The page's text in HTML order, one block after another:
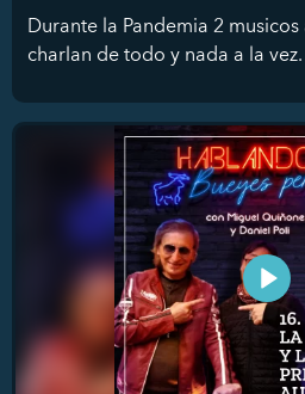
Durante la Pandemia 2
charlan de todo y nada a la